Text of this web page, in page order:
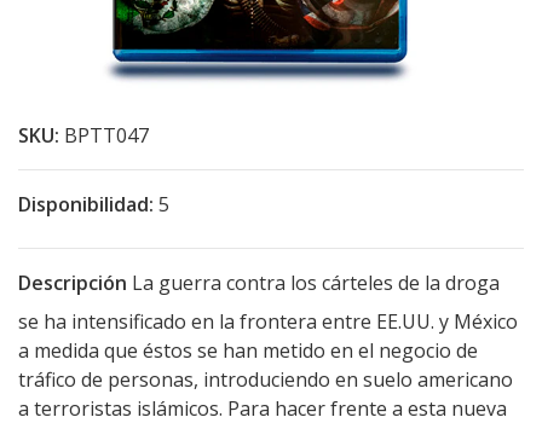
SKU: BPTT047
Disponibilidad: 5
Descripción La guerra contra los cárteles de la droga
se ha intensificado en la frontera entre EE.UU. y México
a medida que éstos se han metido en el negocio de
tráfico de personas, introduciendo en suelo americano
a terroristas islámicos. Para hacer frente a esta nueva